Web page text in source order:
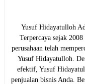
Yusuf Hidayatulloh
Terpercaya sejak
perusahaan telah
Yusuf Hidayatulloh.
efektif, Yusuf
penjualan bisnis Anda.